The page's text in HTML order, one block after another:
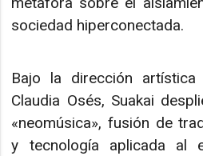
sociedad hiperconectada.
Bajo la dirección
Claudia Osés, Suakai
«neomúsica», fusión de
y tecnología aplicada al